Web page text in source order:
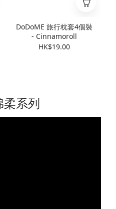
DoDoME 旅行枕套4個裝
- Cinnamoroll
HK$19.00
柔系列